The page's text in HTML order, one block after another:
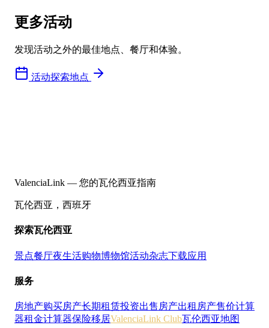
更多活动
发现活动之外的最佳地点、餐厅和体验。
活动探索地点
ValenciaLink — 您的瓦伦西亚指南
瓦伦西亚，西班牙
探索瓦伦西亚
景点餐厅夜生活购物博物馆活动杂志下载应用
服务
房地产购买房产长期租赁投资出售房产出租房产售价计算
器租金计算器保险移居ValenciaLink Club瓦伦西亚地图